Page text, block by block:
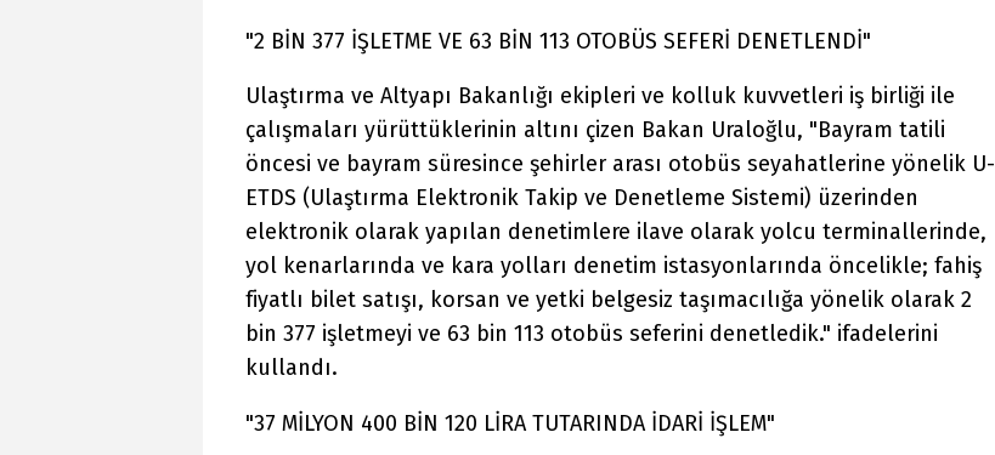
"2 BİN 377 İŞLETME VE 63 BİN 113 OTOBÜS SEFERİ DENETLENDİ"
Ulaştırma ve Altyapı Bakanlığı ekipleri ve kolluk kuvvetleri iş birliği ile
çalışmaları yürüttüklerinin altını çizen Bakan Uraloğlu, "Bayram tatili
öncesi ve bayram süresince şehirler arası otobüs seyahatlerine yönelik U-
ETDS (Ulaştırma Elektronik Takip ve Denetleme Sistemi) üzerinden
elektronik olarak yapılan denetimlere ilave olarak yolcu terminallerinde,
yol kenarlarında ve kara yolları denetim istasyonlarında öncelikle; fahiş
fiyatlı bilet satışı, korsan ve yetki belgesiz taşımacılığa yönelik olarak 2
bin 377 işletmeyi ve 63 bin 113 otobüs seferini denetledik." ifadelerini
kullandı.
"37 MİLYON 400 BİN 120 LİRA TUTARINDA İDARİ İŞLEM"